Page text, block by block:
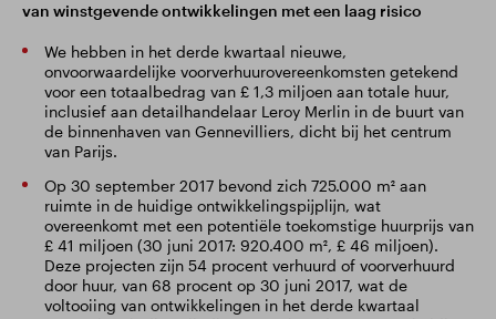
van winstgevende ontwikkelingen met een laag risico
We hebben in het derde kwartaal nieuwe,
onvoorwaardelijke voorverhuurovereenkomsten getekend
voor een totaalbedrag van £ 1,3 miljoen aan totale huur,
inclusief aan detailhandelaar Leroy Merlin in de buurt van
de binnenhaven van Gennevilliers, dicht bij het centrum
van Parijs.
Op 30 september 2017 bevond zich 725.000 m² aan
ruimte in de huidige ontwikkelingspijplijn, wat
overeenkomt met een potentiële toekomstige huurprijs van
£ 41 miljoen (30 juni 2017: 920.400 m², £ 46 miljoen).
Deze projecten zijn 54 procent verhuurd of voorverhuurd
door huur, van 68 procent op 30 juni 2017, wat de
voltooiing van ontwikkelingen in het derde kwartaal